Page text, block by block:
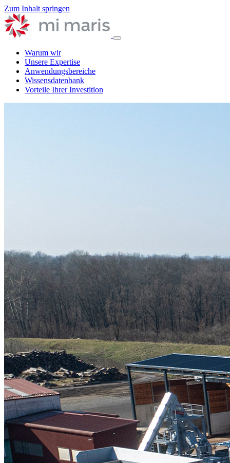
Zum Inhalt springen
Warum wir
Unsere Expertise
Anwendungsbereiche
Wissensdatenbank
Vorteile Ihrer Investition